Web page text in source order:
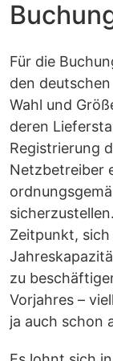
Für die
den
Wahl und
deren
Registrierung
Netzbetreiber
Zeitpunkt,
zu
Vorjahres –
ja auch schon